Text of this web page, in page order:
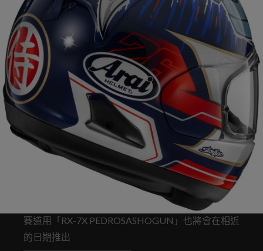
賽道用「RX-7X PEDROSASHOGUN」也將會在相近
的日期推出